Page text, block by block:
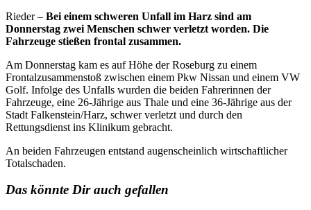
Rieder – Bei einem schweren Unfall im Harz sind am
Donnerstag zwei Menschen schwer verletzt worden. Die
Fahrzeuge stießen frontal zusammen.
Am Donnerstag kam es auf Höhe der Roseburg zu einem
Frontalzusammenstoß zwischen einem Pkw Nissan und einem VW
Golf. Infolge des Unfalls wurden die beiden Fahrerinnen der
Fahrzeuge, eine 26-Jährige aus Thale und eine 36-Jährige aus der
Stadt Falkenstein/Harz, schwer verletzt und durch den
Rettungsdienst ins Klinikum gebracht.
An beiden Fahrzeugen entstand augenscheinlich wirtschaftlicher
Totalschaden.
Das könnte Dir auch gefallen